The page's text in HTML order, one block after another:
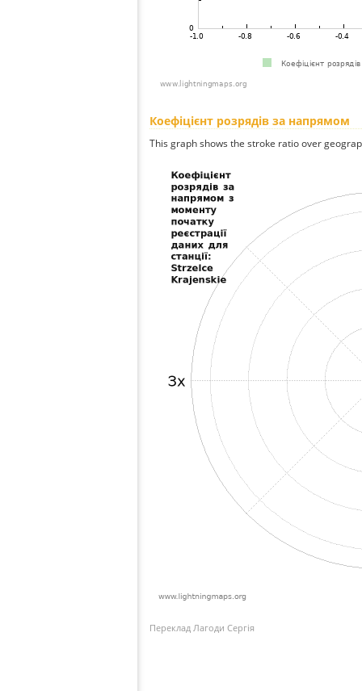
Коефіцієнт розрядів за напрямом
This graph shows the stroke ratio over
Переклад Лагоди Сергія